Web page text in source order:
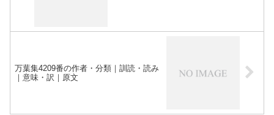
万葉集4209番の作者・分類｜訓読・読み
｜意味・訳｜原文